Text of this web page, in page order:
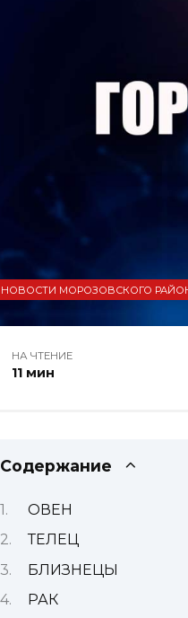
НОВОСТИ МОРОЗОВСКОГО
НА ЧТЕНИЕ
11 мин
Содержание
ОВЕН
ТЕЛЕЦ
БЛИЗНЕЦЫ
РАК